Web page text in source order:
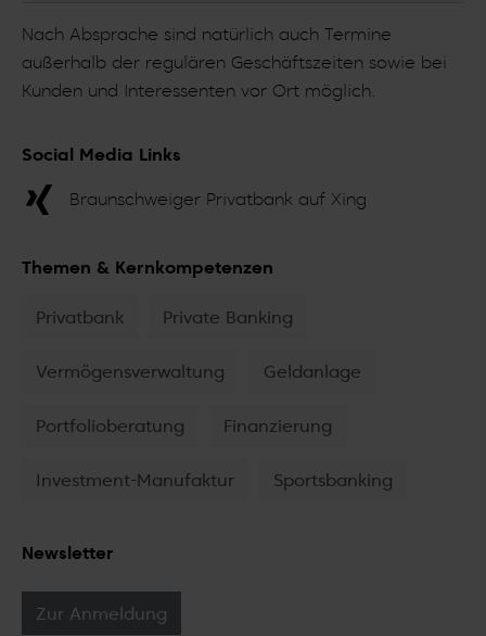
Nach Absprache sind natürlich auch Termine
außerhalb der regulären Geschäftszeiten sowie bei
Kunden und Interessenten vor Ort möglich.
Social Media Links
Braunschweiger Privatbank auf Xing
Themen & Kernkompetenzen
Privatbank Private Banking
Vermögensverwaltung Geldanlage
Portfolioberatung Finanzierung
Investment-Manufaktur Sportsbanking
Newsletter
Zur Anmeldung